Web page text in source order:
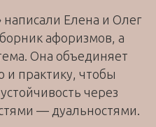
написали Елена и Олег
афоризмов, а
Она объединяет
практику, чтобы
через
— дуальностями.